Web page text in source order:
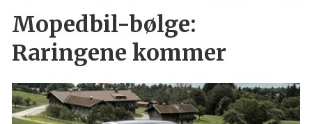
Mopedbil-bølge:
Raringene kommer